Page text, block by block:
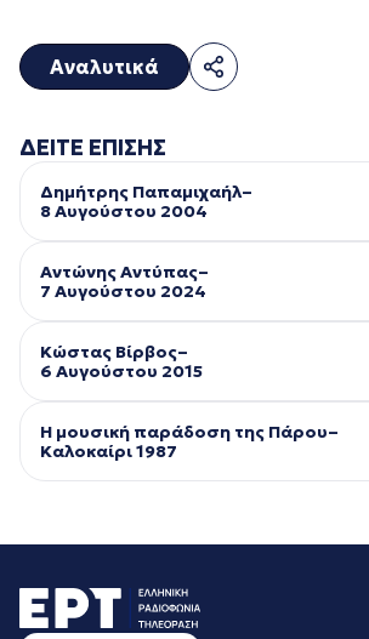
Αναλυτικά
ΔΕΙΤΕ ΕΠΙΣΗΣ
Δημήτρης Παπαμιχαήλ–
8 Αυγούστου 2004
Αντώνης Αντύπας–
7 Αυγούστου 2024
Κώστας Βίρβος–
6 Αυγούστου 2015
Η μουσική παράδοση της Πάρου–
Kαλοκαίρι 1987